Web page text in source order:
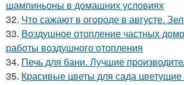
шампиньоны в домашних условиях
32. Что сажают в огороде в августе.
33. Воздушное отопление частных
работы воздушного отопления
34. Печь для бани. Лучшие
35. Красивые цветы для сада цветущие